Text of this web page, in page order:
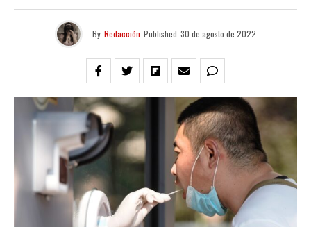
By Redacción Published 30 de agosto de 2022